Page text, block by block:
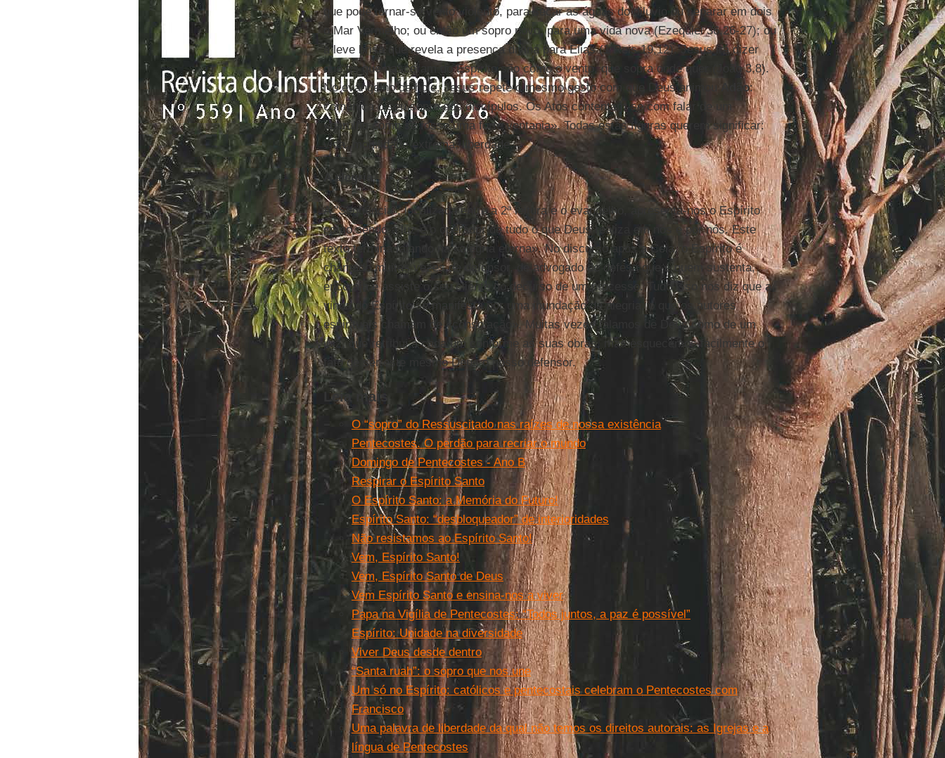
que pode tornar-se vento violento, para secar as águas do dilúvio ou separar em dois
o Mar Vermelho; ou então um sopro novo, para uma vida nova (Ezequiel 36,26-27); ou
a leve brisa que revela a presença divina para Elias (1 Reis 19,12). Jesus irá dizer
que os que nasceram do Espírito são como o vento, que sopra onde quer (João 3,8).
No evangelho de hoje, Jesus repete o mesmo gesto com que Deus animou
Adão:
comunica o seu sopro aos discípulos. Os Atos contentam-se com falar de um
«barulho como se fosse uma forte ventania». Todas estas figuras querem significar:
vida, mobilidade extrema, liberdade.
A alegria
A "Sequência", localizada entre a 2ª leitura e o evangelho, apresenta-nos o Espírito
como sendo a luz e o operador de tudo o que Deus realiza em nós e por nós. Este
texto termina falando na «alegria eterna». No discurso após a Ceia, o Espírito é
chamado muitas vezes de defensor, de advogado de defesa que é quem sustenta,
encoraja e assiste o seu cliente no decurso de um processo. Tudo isso nos diz que a
vinda do Espírito se manifesta por uma inundação de alegria, o que os autores
espirituais chamam de «consolação». Muitas vezes falamos de Deus como de um
juiz, que retribui a cada um conforme as suas obras, mas esquecemos facilmente o
fato de ser este mesmo Deus o nosso defensor.
Leia mais
O “sopro” do Ressuscitado nas raízes de nossa existência
Pentecostes. O perdão para recriar o mundo
Domingo de Pentecostes - Ano B
Respirar o Espírito Santo
O Espírito Santo: a Memória do Futuro!
Espírito Santo: “desbloqueador” de interioridades
Não resistamos ao Espírito Santo!
Vem, Espírito Santo!
Vem, Espírito Santo de Deus
Vem Espírito Santo e ensina-nos a viver
Papa na Vigília de Pentecostes: “Todos juntos, a paz é possível”
Espírito: Unidade na diversidade
Viver Deus desde dentro
“Santa ruah”: o sopro que nos une
Um só no Espírito: católicos e pentecostais celebram o Pentecostes com
Francisco
Uma palavra de liberdade da qual não temos os direitos autorais: as Igrejas e a
língua de Pentecostes